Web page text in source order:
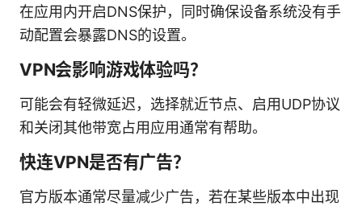
在应用内开启DNS保护，同时确保设备系统没有手
动配置会暴露DNS的设置。
VPN会影响游戏体验吗？
可能会有轻微延迟，选择就近节点、启用UDP协议
和关闭其他带宽占用应用通常有帮助。
快连VPN是否有广告？
官方版本通常尽量减少广告，若在某些版本中出现